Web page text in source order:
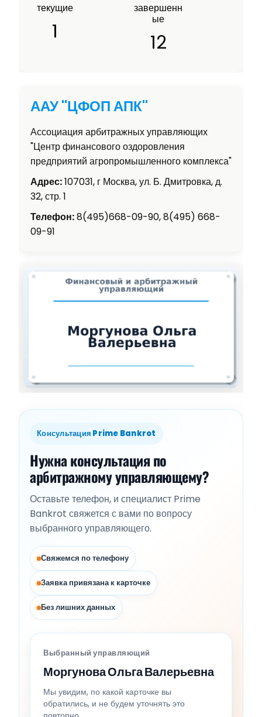
текущие
1
завершенн
ые
12
ААУ "ЦФОП АПК"
Ассоциация арбитражных управляющих
"Центр финансового оздоровления
предприятий агропромышленного комплекса"
Адрес:107031, г Москва, ул. Б. Дмитровка, д.
32, стр. 1
Телефон:8(495)668-09-90, 8(495) 668-
09-91
Консультация Prime Bankrot
Нужна консультация по
арбитражному управляющему?
Оставьте телефон, и специалист Prime
Bankrot свяжется с вами по вопросу
выбранного управляющего.
Свяжемся по телефону
Заявка привязана к карточке
Без лишних данных
Выбранный управляющий
Моргунова Ольга Валерьевна
Мы увидим, по какой карточке вы
обратились, и не будем уточнять это